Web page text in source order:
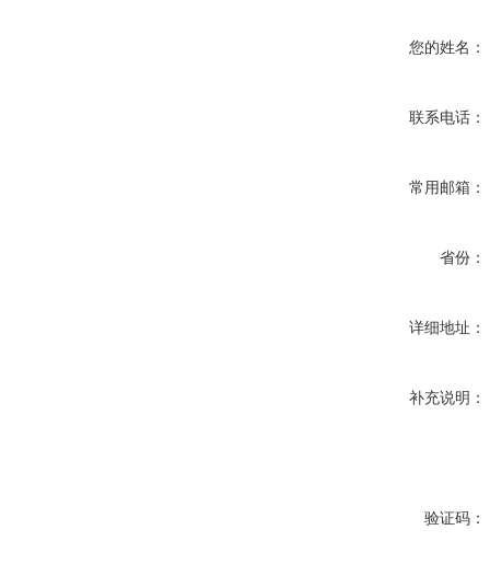
您的姓名：
联系电话：
常用邮箱：
省份：
详细地址：
补充说明：
验证码：